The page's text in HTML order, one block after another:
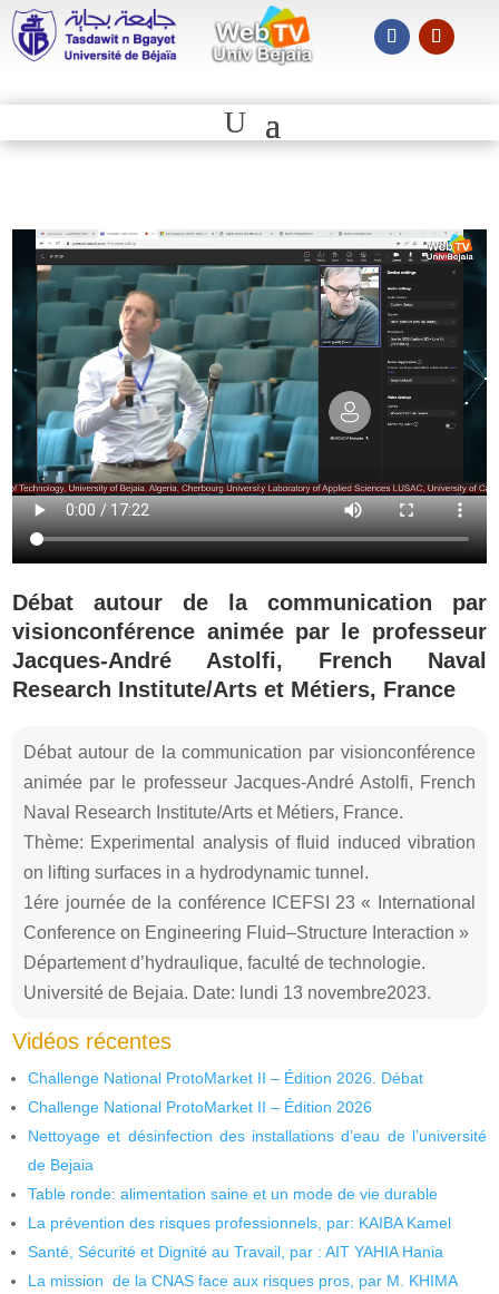
Débat autour de la communication par
visionconférence animée par le professeur
Jacques-André Astolfi, French Naval
Research Institute/Arts et Métiers, France
Débat autour de la communication par visionconférence
animée par le professeur Jacques-André Astolfi, French
Naval Research Institute/Arts et Métiers, France.
Thème: Experimental analysis of fluid induced vibration
on lifting surfaces in a hydrodynamic tunnel.
1ére journée de la conférence ICEFSI 23 « International
Conference on Engineering Fluid–Structure Interaction »
Département d’hydraulique, faculté de technologie.
Université de Bejaia. Date: lundi 13 novembre2023.
Vidéos récentes
Challenge National ProtoMarket II – Édition 2026. Débat
Challenge National ProtoMarket II – Édition 2026
Nettoyage et désinfection des installations d’eau de l’université
de Bejaia
Table ronde: alimentation saine et un mode de vie durable
La prévention des risques professionnels, par: KAIBA Kamel
Santé, Sécurité et Dignité au Travail, par : AIT YAHIA Hania
La mission de la CNAS face aux risques pros, par M. KHIMA